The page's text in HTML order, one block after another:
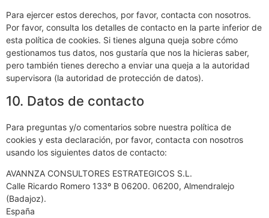
Para ejercer estos derechos, por favor, contacta con nosotros.
Por favor, consulta los detalles de contacto en la parte inferior de
esta política de cookies. Si tienes alguna queja sobre cómo
gestionamos tus datos, nos gustaría que nos la hicieras saber,
pero también tienes derecho a enviar una queja a la autoridad
supervisora (la autoridad de protección de datos).
10. Datos de contacto
Para preguntas y/o comentarios sobre nuestra política de
cookies y esta declaración, por favor, contacta con nosotros
usando los siguientes datos de contacto:
AVANNZA CONSULTORES ESTRATEGICOS S.L.
Calle Ricardo Romero 133º B 06200. 06200, Almendralejo
(Badajoz).
España